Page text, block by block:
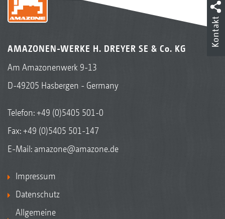
AMAZONEN-WERKE H. DREYER SE & Co. KG
Am Amazonenwerk 9-13
D-49205 Hasbergen - Germany
Telefon:+49 (0)5405 501-0
Fax: +49 (0)5405 501-147
E-Mail: amazone@amazone.de
Impressum
Datenschutz
Allgemeine
Kontakt